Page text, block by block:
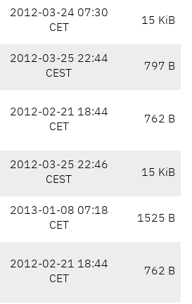
2012-03-24 07:30
CET
15 KiB
2012-03-25 22:44
CEST
797 B
2012-02-21 18:44
CET
762 B
2012-03-25 22:46
CEST
15 KiB
2013-01-08 07:18
CET
1525 B
2012-02-21 18:44
CET
762 B